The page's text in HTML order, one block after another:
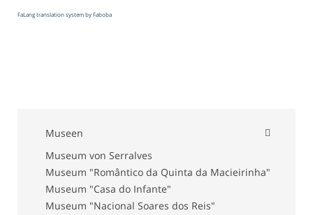
FaLang translation system by Faboba
Museen
Museum von Serralves
Museum "Romântico da Quinta da Macieirinha"
Museum "Casa do Infante"
Museum "Nacional Soares dos Reis"